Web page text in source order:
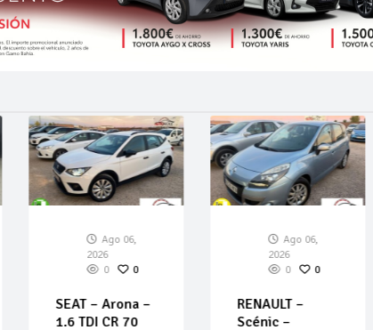
Ago 06,
2026
0
0
SEAT – Arona –
1.6 TDI CR 70
Ago 06,
2026
0
0
RENAULT –
Scénic –